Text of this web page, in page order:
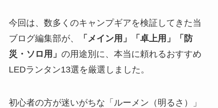
今回は、数多くのキャンプギアを検証してきた当
ブログ編集部が、
「メイン用」「卓上用」「防
災・ソロ用」 の用途別に、本当に頼れるおすすめ
LEDランタン13選を厳選しました。
初心者の方が迷いがちな「ルーメン（明るさ）」